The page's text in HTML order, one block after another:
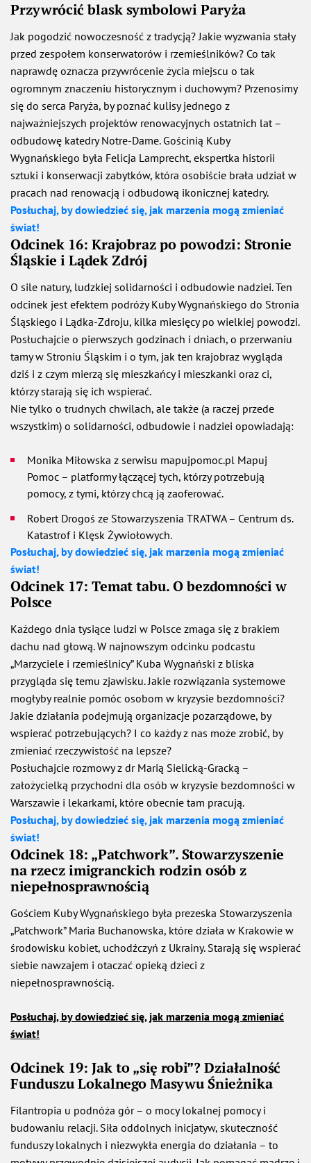
Przywrócić blask symbolowi Paryża
Jak pogodzić nowoczesność z tradycją? Jakie wyzwania stały
przed zespołem konserwatorów i rzemieślników? Co tak
naprawdę oznacza przywrócenie życia miejscu o tak
ogromnym znaczeniu historycznym i duchowym? Przenosimy
się do serca Paryża, by poznać kulisy jednego z
najważniejszych projektów renowacyjnych ostatnich lat –
odbudowę katedry Notre-Dame. Gościnią Kuby
Wygnańskiego była Felicja Lamprecht, ekspertka historii
sztuki i konserwacji zabytków, która osobiście brała udział w
pracach nad renowacją i odbudową ikonicznej katedry.
Posłuchaj, by dowiedzieć się, jak marzenia mogą zmieniać
świat!
Odcinek 16: Krajobraz po powodzi: Stronie
Śląskie i Lądek Zdrój
O sile natury, ludzkiej solidarności i odbudowie nadziei. Ten
odcinek jest efektem podróży Kuby Wygnańskiego do Stronia
Śląskiego i Lądka-Zdroju, kilka miesięcy po wielkiej powodzi.
Posłuchajcie o pierwszych godzinach i dniach, o przerwaniu
tamy w Stroniu Śląskim i o tym, jak ten krajobraz wygląda
dziś i z czym mierzą się mieszkańcy i mieszkanki oraz ci,
którzy starają się ich wspierać.
Nie tylko o trudnych chwilach, ale także (a raczej przede
wszystkim) o solidarności, odbudowie i nadziei opowiadają:
Monika Miłowska z serwisu mapujpomoc.pl Mapuj
Pomoc – platformy łączącej tych, którzy potrzebują
pomocy, z tymi, którzy chcą ją zaoferować.
Robert Drogoś ze Stowarzyszenia TRATWA – Centrum ds.
Katastrof i Klęsk Żywiołowych.
Posłuchaj, by dowiedzieć się, jak marzenia mogą zmieniać
świat!
Odcinek 17: Temat tabu. O bezdomności w
Polsce
Każdego dnia tysiące ludzi w Polsce zmaga się z brakiem
dachu nad głową. W najnowszym odcinku podcastu
„Marzyciele i rzemieślnicy” Kuba Wygnański z bliska
przygląda się temu zjawisku. Jakie rozwiązania systemowe
mogłyby realnie pomóc osobom w kryzysie bezdomności?
Jakie działania podejmują organizacje pozarządowe, by
wspierać potrzebujących? I co każdy z nas może zrobić, by
zmieniać rzeczywistość na lepsze?
Posłuchajcie rozmowy z dr Marią Sielicką-Gracką –
założycielką przychodni dla osób w kryzysie bezdomności w
Warszawie i lekarkami, które obecnie tam pracują.
Posłuchaj, by dowiedzieć się, jak marzenia mogą zmieniać
świat!
Odcinek 18: „Patchwork”. Stowarzyszenie
na rzecz imigranckich rodzin osób z
niepełnosprawnością
Gościem Kuby Wygnańskiego była prezeska Stowarzyszenia
„Patchwork” Maria Buchanowska, które działa w Krakowie w
środowisku kobiet, uchodźczyń z Ukrainy. Starają się wspierać
siebie nawzajem i otaczać opieką dzieci z
niepełnosprawnością.
Posłuchaj, by dowiedzieć się, jak marzenia mogą zmieniać
świat!
Odcinek 19: Jak to „się robi”? Działalność
Funduszu Lokalnego Masywu Śnieżnika
Filantropia u podnóża gór – o mocy lokalnej pomocy i
budowaniu relacji. Siła oddolnych inicjatyw, skuteczność
funduszy lokalnych i niezwykła energia do działania – to